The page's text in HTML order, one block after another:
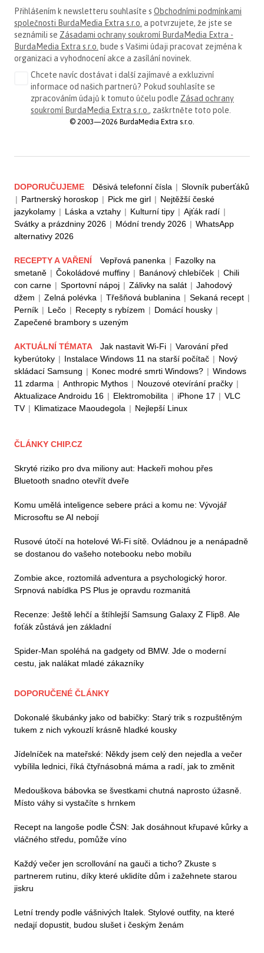
Přihlášením k newsletteru souhlasíte s Obchodními podmínkami
společnosti BurdaMedia Extra s.r.o. a potvrzujete, že jste se
seznámili se Zásadami ochrany soukromí BurdaMedia Extra -
BurdaMedia Extra s.r.o. bude s Vašimi údaji pracovat zejména k
organizaci a vyhodnocení akce a zasílání novinek.
Chcete navíc dostávat i další zajímavé a exkluzivní
informace od našich partnerů? Pokud souhlasíte se
zpracováním údajů k tomuto účelu podle Zásad ochrany
soukromí BurdaMedia Extra s.r.o. , zaškrtněte toto pole.
© 2003—2026 BurdaMedia Extra s.r.o.
DOPORUČUJEME Děsivá telefonní čísla | Slovník puberťáků
| Partnerský horoskop | Pick me girl | Nejtěžší české
jazykolamy | Láska a vztahy | Kulturní tipy | Ajťák radí |
Svátky a prázdniny 2026 | Módní trendy 2026 | WhatsApp
alternativy 2026
RECEPTY A VAŘENÍ Vepřová panenka | Fazolky na
smetaně | Čokoládové muffiny | Banánový chlebíček | Chili
con carne | Sportovní nápoj | Zálivky na salát | Jahodový
džem | Zelná polévka | Třešňová bublanina | Sekaná recept |
Perník | Lečo | Recepty s rybízem | Domácí housky |
Zapečené brambory s uzeným
AKTUÁLNÍ TÉMATA Jak nastavit Wi-Fi | Varování před
kyberútoky | Instalace Windows 11 na starší počítač | Nový
skládací Samsung | Konec modré smrti Windows? | Windows
11 zdarma | Anthropic Mythos | Nouzové otevírání pračky |
Aktualizace Androidu 16 | Elektromobilita | iPhone 17 | VLC
TV | Klimatizace Maoudegola | Nejlepší Linux
ČLÁNKY CHIP.CZ
Skryté riziko pro dva miliony aut: Hackeři mohou přes
Bluetooth snadno otevřít dveře
Komu umělá inteligence sebere práci a komu ne: Vývojář
Microsoftu se AI nebojí
Rusové útočí na hotelové Wi-Fi sítě. Ovládnou je a nenápadně
se dostanou do vašeho notebooku nebo mobilu
Zombie akce, roztomilá adventura a psychologický horor.
Srpnová nabídka PS Plus je opravdu rozmanitá
Recenze: Ještě lehčí a štíhlejší Samsung Galaxy Z Flip8. Ale
foťák zůstává jen základní
Spider-Man spoléhá na gadgety od BMW. Jde o moderní
cestu, jak nalákat mladé zákazníky
DOPORUČENÉ ČLÁNKY
Dokonalé škubánky jako od babičky: Starý trik s rozpuštěným
tukem z nich vykouzlí krásně hladké kousky
Jídelníček na mateřské: Někdy jsem celý den nejedla a večer
vybílila lednici, říká čtyřnásobná máma a radí, jak to změnit
Medouškova bábovka se švestkami chutná naprosto úžasně.
Místo váhy si vystačíte s hrnkem
Recept na langoše podle ČSN: Jak dosáhnout křupavé kůrky a
vláčného středu, pomůže víno
Každý večer jen scrollování na gauči a ticho? Zkuste s
partnerem rutinu, díky které uklidíte dům i zažehnete starou
jiskru
Letní trendy podle vášnivých Italek. Stylové outfity, na které
nedají dopustit, budou slušet i českým ženám